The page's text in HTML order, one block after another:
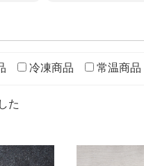
冷凍商品 常温商品
た